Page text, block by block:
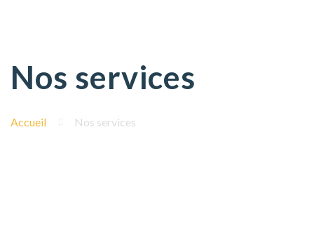
Nos services
Accueil Nos services